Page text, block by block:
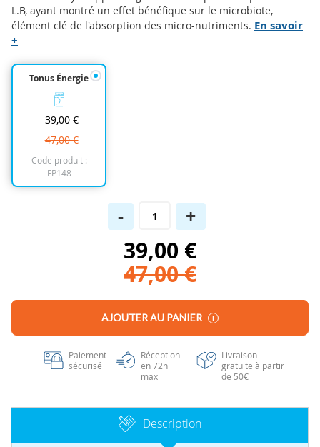
to
the
beginning
the
images
L.B, ayant montré un effet bénéfique sur le microbiote,
élément clé de l'absorption des micro-nutriments. En savoir
+
Tonus Énergie
39,00 €
47,00 €
Code produit :
FP148
- +
39,00 €
47,00 €
AJOUTER AU PANIER
Paiement
sécurisé
Réception
en 72h
max
Livraison
gratuite à partir
de 50€
Description